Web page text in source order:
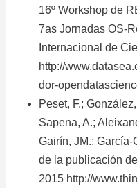
16º Workshop de
7as Jornadas OS-
Internacional de
http://
dor-
Peset, F.;
Sapena, A.;
Gairín, JM.; García-
de la publicación
2015 http://